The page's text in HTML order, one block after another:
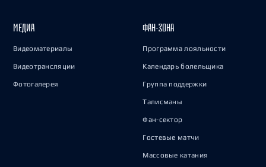
МЕДИА
Видеоматериалы
Видеотрансляции
Фотогалерея
ФАН-ЗОНА
Программа лояльности
Календарь болельщика
Группа поддержки
Талисманы
Фан-сектор
Гостевые матчи
Массовые катания